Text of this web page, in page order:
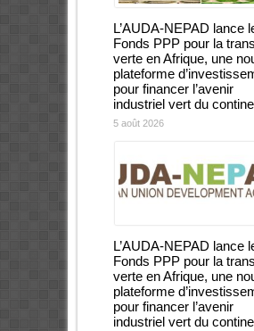
L’AUDA-NEPAD lance
Fonds PPP pour la
verte en Afrique, une
plateforme
pour financer l’avenir
industriel vert du
5 août 2026
L’AUDA-NEPAD lance
Fonds PPP pour la
verte en Afrique, une
plateforme
pour financer l’avenir
industriel vert du